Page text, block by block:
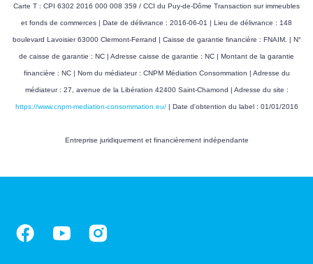
Carte T : CPI 6302 2016 000 008 359 / CCI du Puy-de-Dôme Transaction sur immeubles
et fonds de commerces | Date de délivrance : 2016-06-01 | Lieu de délivrance : 148
boulevard Lavoisier 63000 Clermont-Ferrand | Caisse de garantie financière : FNAIM. | N°
de caisse de garantie : NC | Adresse caisse de garantie : NC | Montant de la garantie
financière : NC | Nom du médiateur : CNPM Médiation Consommation | Adresse du
médiateur : 27, avenue de la Libération 42400 Saint-Chamond | Adresse du site :
https://www.cnpm-mediation-consommation.eu/| Date d'obtention du label : 01/01/2016
Entreprise juridiquement et financièrement indépendante